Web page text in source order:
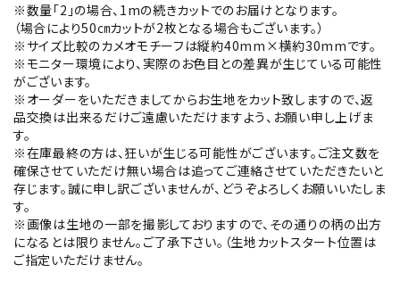
※数量「2」の場合、1mの続きカットでのお届けとなります。
（場合により50㎝カットが2枚となる場合もございます。）
※サイズ比較のカメオモチーフは縦約40mm×横約30mmです。
※モニター環境により、実際のお色目との差異が生じている可能性
がございます。
※オーダーをいただきましてからお生地をカット致しますので、返
品交換は出来るだけご遠慮いただけますよう、お願い申し上げま
す。
※在庫最終の方は、狂いが生じる可能性がございます。ご注文数を
確保させていただけ無い場合は追ってご連絡させていただきたいと
存じます。誠に申し訳ございませんが、どうぞよろしくお願いいたしま
す。
※画像は生地の一部を撮影しておりますので、その通りの柄の出方
になるとは限りません。ご了承下さい。（生地カットスタート位置は
ご指定いただけません。